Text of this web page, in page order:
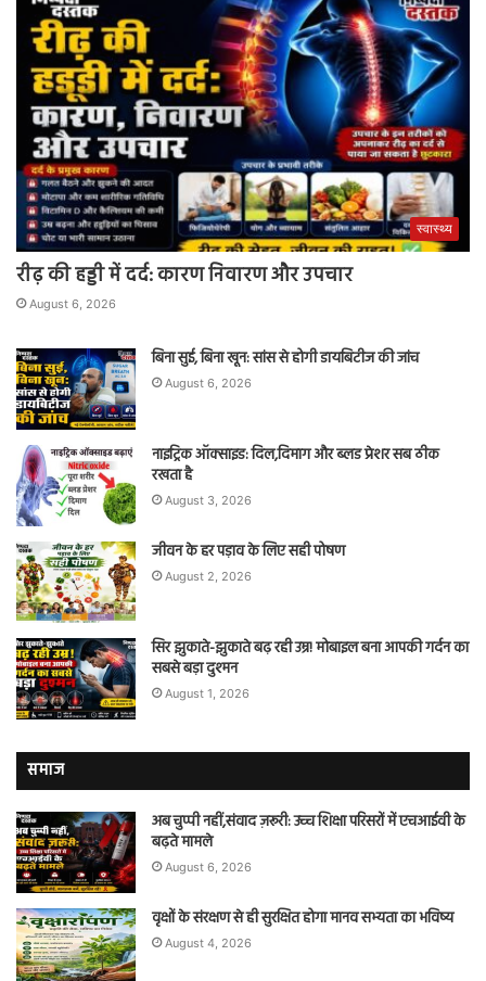
स्वास्थ्य
रीढ़ की हड्डी में दर्द: कारण निवारण और उपचार
August 6, 2026
बिना सुई, बिना खून: सांस से होगी डायबिटीज की जांच
August 6, 2026
नाइट्रिक ऑक्साइड: दिल,दिमाग और ब्लड प्रेशर सब ठीक
रखता है
August 3, 2026
जीवन के हर पड़ाव के लिए सही पोषण
August 2, 2026
सिर झुकाते-झुकाते बढ़ रही उम्र! मोबाइल बना आपकी गर्दन का
सबसे बड़ा दुश्मन
August 1, 2026
समाज
अब चुप्पी नहीं,संवाद ज़रूरी: उच्च शिक्षा परिसरों में एचआईवी के
बढ़ते मामले
August 6, 2026
वृक्षों के संरक्षण से ही सुरक्षित होगा मानव सभ्यता का भविष्य
August 4, 2026